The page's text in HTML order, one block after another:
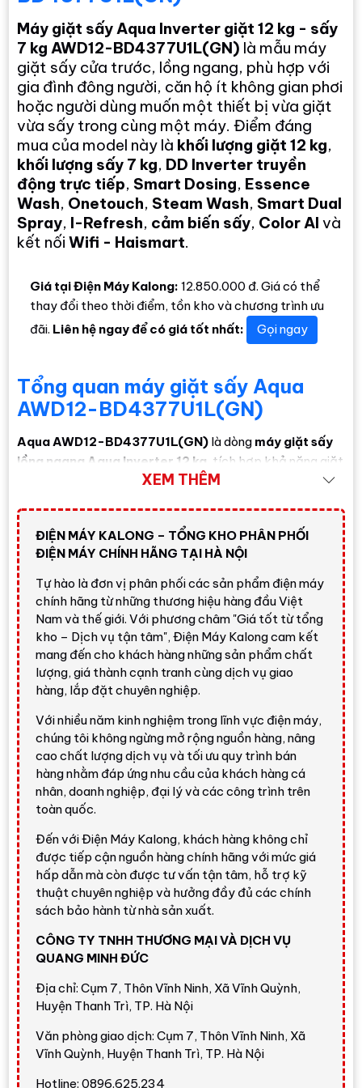
Máy giặt sấy Aqua Inverter giặt 12 kg - sấy
7 kg AWD12-BD4377U1L(GN) là mẫu máy
giặt sấy cửa trước, lồng ngang, phù hợp với
gia đình đông người, căn hộ ít không gian phơi
hoặc người dùng muốn một thiết bị vừa giặt
vừa sấy trong cùng một máy. Điểm đáng
mua của model này là khối lượng giặt 12 kg,
khối lượng sấy 7 kg, DD Inverter truyền
động trực tiếp, Smart Dosing, Essence
Wash, Onetouch, Steam Wash, Smart Dual
Spray, I-Refresh, cảm biến sấy, Color AI và
kết nốiWifi - Haismart.
Giá tại Điện Máy Kalong: 12.850.000 đ. Giá có thể
thay đổi theo thời điểm, tồn kho và chương trình ưu
đãi. Liên hệ ngay để có giá tốt nhất: Gọi ngay
Tổng quan máy giặt sấy Aqua
AWD12-BD4377U1L(GN)
Aqua AWD12-BD4377U1L(GN) là dòng máy giặt sấy
lồng ngang Aqua Inverter 12 kg , tích hợp khả năng giặt
và sấy trong cùng một thiết bị. Với khối lượng giặt 12 kg
trên 7 người, người thường giặt nhiều quần áo, khăn, đồ
trẻ em, đồ cotton, ga giường mỏng hoặc cần xử lý quần
áo trong ngày mưa, nồm ẩm.
Theo thông tin Aqua công bố, model này có màuđen ánh
xanh, bảng điều khiểncảm ứng đa sắc màu Color AI
động cơ truyền động trực tiếp DD Inverter
lồng giặt
lớn 525 mm
Steam Wash Smart Dosing ,Essence
Wash,Onetouch,Smart Dual Spray,I-Refresh
biến sấy ,đèn chiếu sáng lồng giặt
Haismart
Đánh giá nhanh từ Điện Máy
Kalong
BD4377U1L(GN) không?
Máy giặt sấy Aqua AWD12-BD4377U1L(GN)
đáng cân nhắc nếu bạn cần một mẫu máy giặt sấy 2
trong 1, dung tích lớn, có tự động phân bổ nước
sấy 7 kg. Model này phù hợp với gia đình muốn tối ưu
diện tích đặt máy nhưng vẫn cần xử lý nhiều quần áo
hơn các mẫu 9 - 10 kg.
Điện Máy Kalong đánh giá model này nổi bật ở tính
tiện dụng:Smart Dosinggiảm thao tác đong nước
giặt/xả,Onetouchgiúp giặt tự động chỉ với một
chạm,
Essence Wash hỗ trợ giặt sạch sâu bằng
XEM THÊM
ĐIỆN MÁY KALONG – TỔNG KHO PHÂN PHỐI
ĐIỆN MÁY CHÍNH HÃNG TẠI HÀ NỘI
Tự hào là đơn vị phân phối các sản phẩm điện máy
chính hãng từ những thương hiệu hàng đầu Việt
Nam và thế giới. Với phương châm "Giá tốt từ tổng
kho – Dịch vụ tận tâm", Điện Máy Kalong cam kết
mang đến cho khách hàng những sản phẩm chất
lượng, giá thành cạnh tranh cùng dịch vụ giao
hàng, lắp đặt chuyên nghiệp.
Với nhiều năm kinh nghiệm trong lĩnh vực điện máy,
chúng tôi không ngừng mở rộng nguồn hàng, nâng
cao chất lượng dịch vụ và tối ưu quy trình bán
hàng nhằm đáp ứng nhu cầu của khách hàng cá
nhân, doanh nghiệp, đại lý và các công trình trên
toàn quốc.
Đến với Điện Máy Kalong, khách hàng không chỉ
được tiếp cận nguồn hàng chính hãng với mức giá
hấp dẫn mà còn được tư vấn tận tâm, hỗ trợ kỹ
thuật chuyên nghiệp và hưởng đầy đủ các chính
sách bảo hành từ nhà sản xuất.
CÔNG TY TNHH THƯƠNG MẠI VÀ DỊCH VỤ
QUANG MINH ĐỨC
Địa chỉ: Cụm 7, Thôn Vĩnh Ninh, Xã Vĩnh Quỳnh,
Huyện Thanh Trì, TP. Hà Nội
Văn phòng giao dịch: Cụm 7, Thôn Vĩnh Ninh, Xã
Vĩnh Quỳnh, Huyện Thanh Trì, TP. Hà Nội
Hotline: 0896.625.234